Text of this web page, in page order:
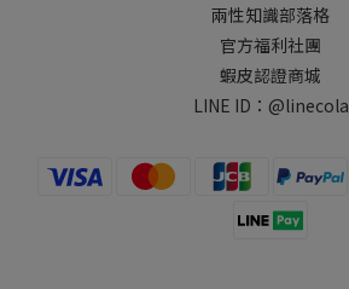
兩性知識部落格
官方福利社團
蝦皮認證商城
LINE ID： @linecola